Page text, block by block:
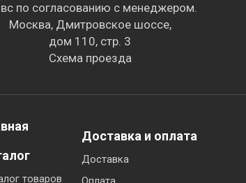
по согласованию с менеджером.
Москва, Дмитровское шоссе,
дом 110, стр. 3
Схема проезда
товаров
Доставка и оплата
Доставка